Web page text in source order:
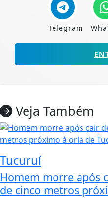
Telegram
Veja Também
Tucuruí
Homem morre após
de cinco metros